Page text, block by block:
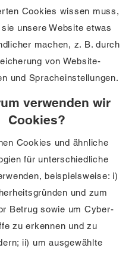
Cookies wissen muss,
unsere Website etwas
machen, z. B. durch
von Website-
und Spracheinstellungen.
verwenden wir
Cookies?
Cookies und ähnliche
für unterschiedliche
beispielsweise: i)
und zum
Betrug sowie um Cyber-
zu erkennen und zu
ii) um ausgewählte